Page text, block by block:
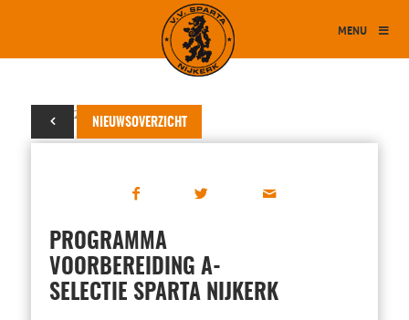
MENU
NIEUWSOVERZICHT
10 juni 2024
PROGRAMMA
VOORBEREIDING A-
SELECTIE SPARTA NIJKERK